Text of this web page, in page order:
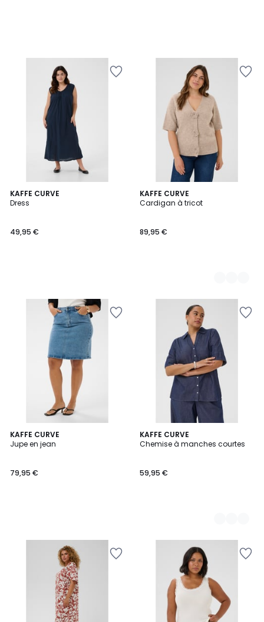
KAFFE CURVE
Dress
49,95 €
KAFFE CURVE
Cardigan à tricot
89,95 €
2
Couleurs
KAFFE CURVE
Jupe en jean
79,95 €
KAFFE CURVE
Chemise à manches courtes
59,95 €
2
Couleurs